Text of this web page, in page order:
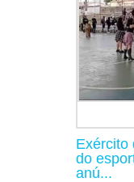
Exército
do
anú...